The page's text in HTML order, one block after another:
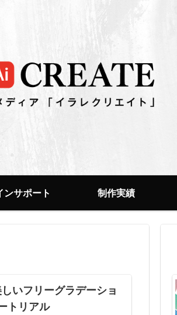
ンサポート 制作実績
いフリーグラデーショ
トリアル